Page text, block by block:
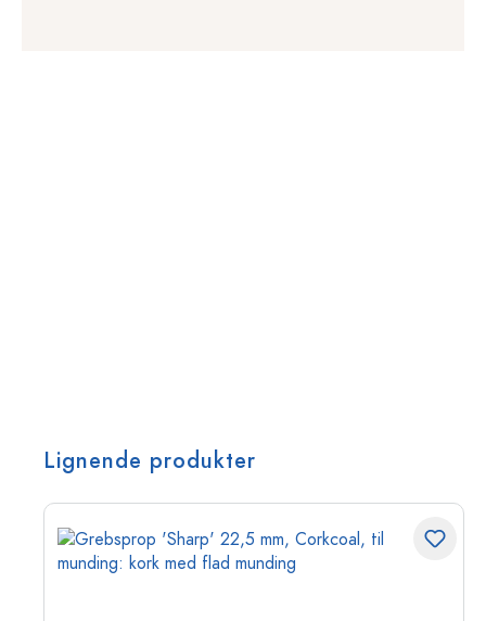
Lignende produkter